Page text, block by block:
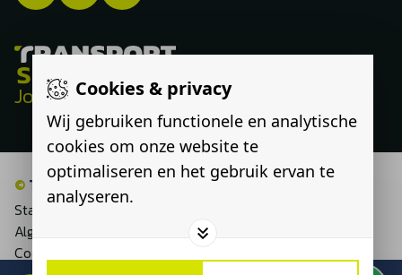
Cookies & privacy
Wij gebruiken functionele en analytische
cookies om onze website te
optimaliseren en het gebruik ervan te
analyseren.
Jouw route, onze expertise
© Transport Select
Statement discriminatie
Algemene voorwaarden
Cookieverklaring